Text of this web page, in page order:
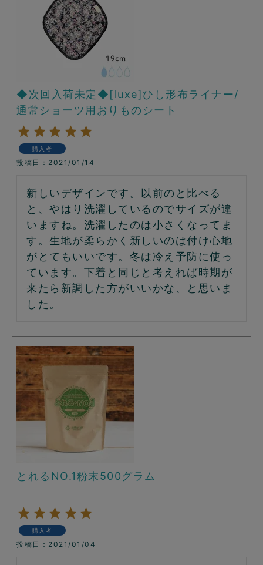
◆次回入荷未定◆[luxe]ひし形布ライナー/
通常ショーツ用おりものシート
購入者
投稿日 2021/01/14
新しいデザインです。以前のと比べる
と、やはり洗濯しているのでサイズが違
いますね。洗濯したのは小さくなってま
す。生地が柔らかく新しいのは付け心地
がとてもいいです。冬は冷え予防に使っ
ています。下着と同じと考えれば時期が
来たら新調した方がいいかな、と思いま
した。
とれるNO.1粉末500グラム
購入者
投稿日 2021/01/04